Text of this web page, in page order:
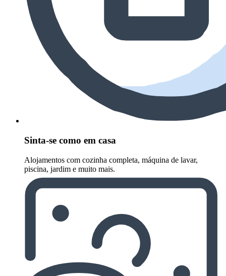
Sinta-se como em casa
Alojamentos com cozinha completa, máquina de lavar,
piscina, jardim e muito mais.